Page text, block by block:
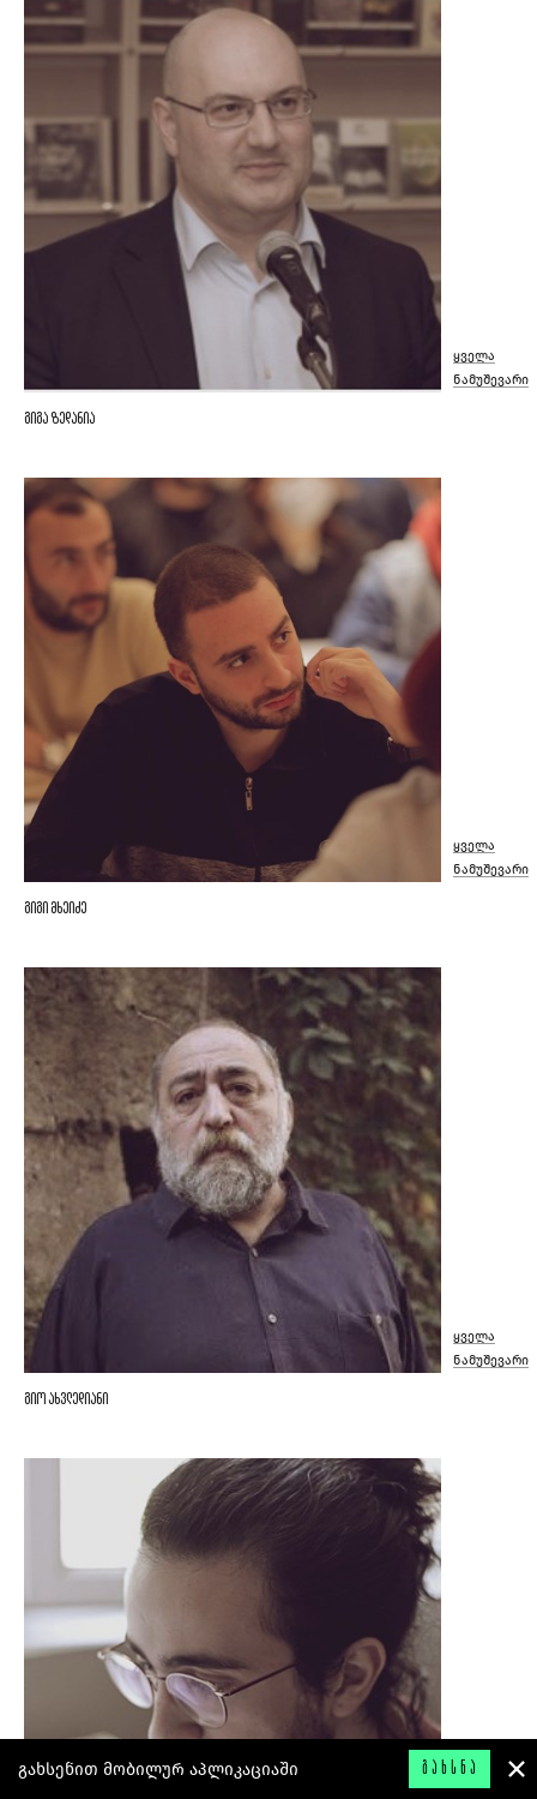
გახსენით მობილურ აპლიკაციაში ᲒᲐᲮᲡᲜᲐ
გიგა ზედანია
ყველა
ნამუშევარი
გიგი მხეიძე
ყველა
ნამუშევარი
გიო ახვლედიანი
ყველა
ნამუშევარი